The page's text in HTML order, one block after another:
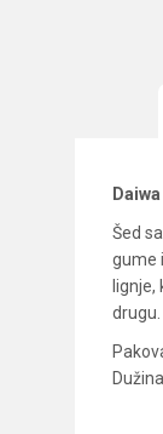
Šed
gume
drugu.